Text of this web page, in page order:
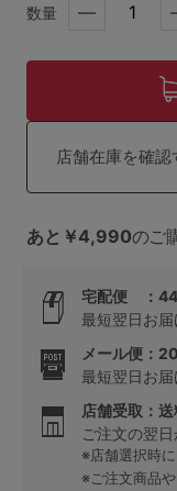
数量
店舗在庫を確認
あと￥4,990のご
宅配便 ：
最短翌日お届
メール便：
最短翌日お届
店舗受取：
ご注文の翌
※店舗選択時
※ご注文商品